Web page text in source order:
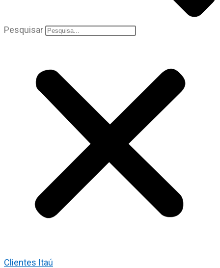
Pesquisar
Clientes Itaú